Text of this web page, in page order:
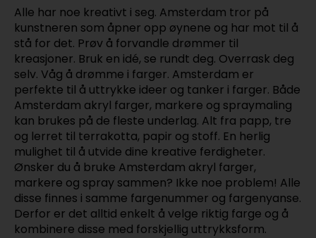
Alle har noe kreativt i seg. Amsterdam tror på
kunstneren som åpner opp øynene og har mot til å
stå for det. Prøv å forvandle drømmer til
kreasjoner. Bruk en idé, se rundt deg. Overrask deg
selv. Våg å drømme i farger. Amsterdam er
perfekte til å uttrykke ideer og tanker i farger. Både
Amsterdam akryl farger, markere og spraymaling
kan brukes på de fleste underlag. Alt fra papp, tre
og lerret til terrakotta, papir og stoff. En herlig
mulighet til å utvide dine kreative ferdigheter.
Ønsker du å bruke Amsterdam akryl farger,
markere og spray sammen? Ikke noe problem! Alle
disse finnes i samme fargenummer og fargenyanse.
Derfor er det alltid enkelt å velge riktig farge og å
kombinere disse med forskjellig uttrykksform.